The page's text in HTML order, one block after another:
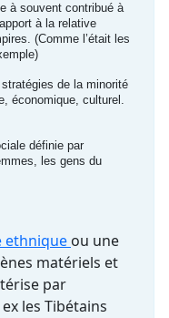
à souvent contribué à
à la relative
(Comme l’était les
de la minorité
économique, culturel.
définie par
les gens du
ethnique ou une
matériels et
par
les Tibétains